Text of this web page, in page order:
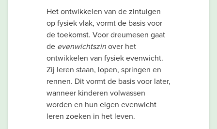
Het ontwikkelen van de zintuigen
op fysiek vlak, vormt de basis voor
de toekomst. Voor dreumesen gaat
de evenwichtszinover het
ontwikkelen van fysiek evenwicht.
Zij leren staan, lopen, springen en
rennen. Dit vormt de basis voor later,
wanneer kinderen volwassen
worden en hun eigen evenwicht
leren zoeken in het leven.